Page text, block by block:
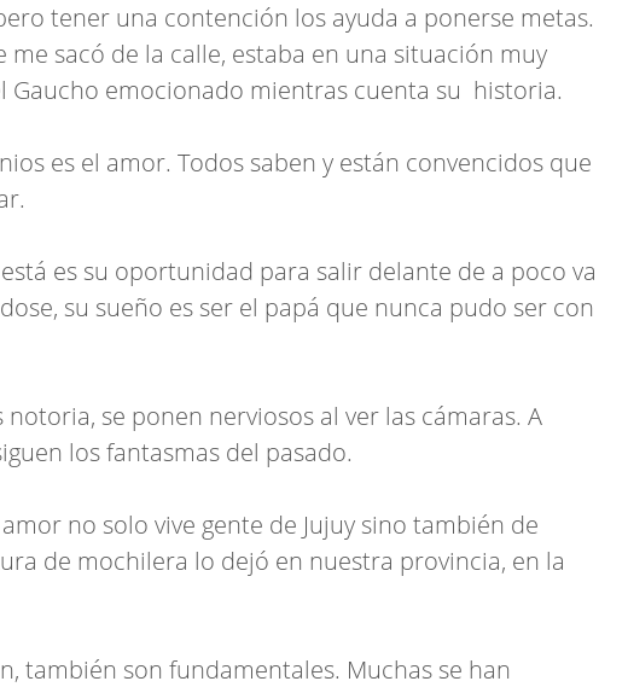
tener una contención los ayuda a ponerse metas.
me sacó de la calle, estaba en una situación muy
Gaucho emocionado mientras cuenta su historia.
es el amor. Todos saben y están convencidos que
es su oportunidad para salir delante de a poco va
su sueño es ser el papá que nunca pudo ser con
notoria, se ponen nerviosos al ver las cámaras. A
los fantasmas del pasado.
no solo vive gente de Jujuy sino también de
de mochilera lo dejó en nuestra provincia, en la
también son fundamentales. Muchas se han